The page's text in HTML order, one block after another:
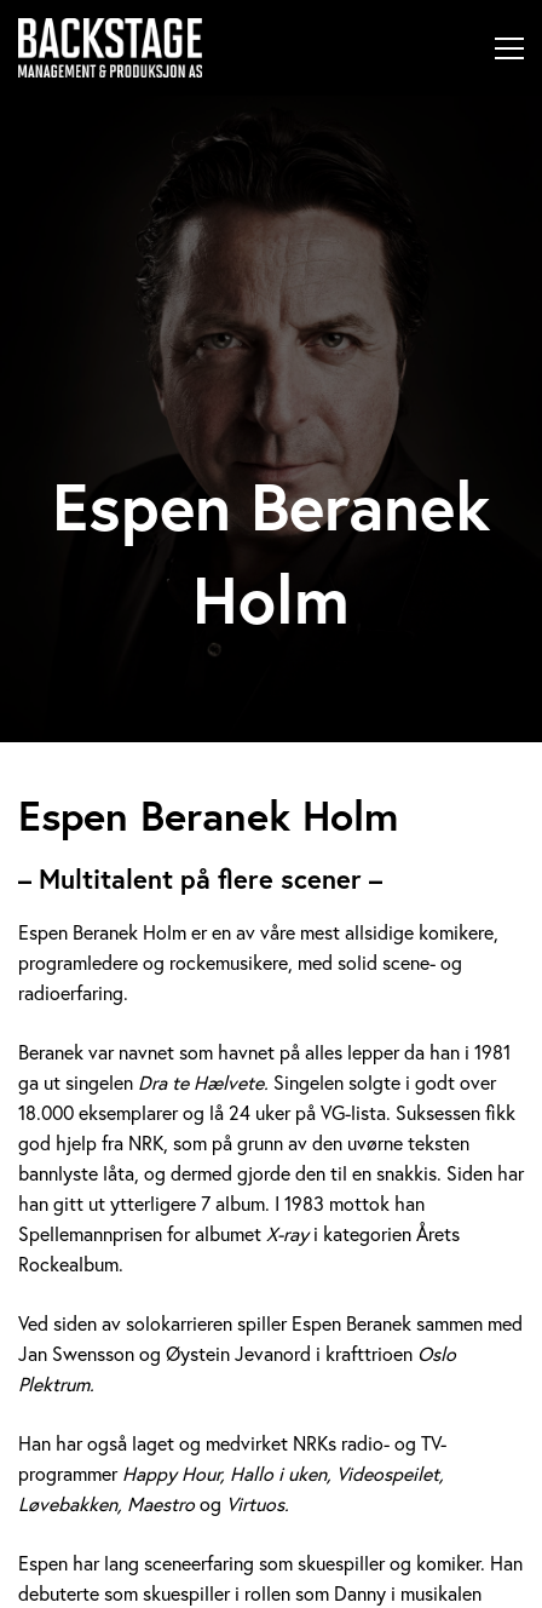
Espen Beranek
Holm
E
p
e
n
B
e
r
a
n
e
k
H
o
l
m
Espen Beranek Holm
– Multitalent på flere scener –
Espen Beranek Holm er en av våre mest allsidige komikere,
programledere og rockemusikere, med solid scene- og
radioerfaring.
Beranek var navnet som havnet på alles lepper da han i 1981
ga ut singelen Dra te Hælvete. Singelen solgte i godt over
18.000 eksemplarer og lå 24 uker på VG-lista. Suksessen fikk
god hjelp fra NRK, som på grunn av den uvørne teksten
bannlyste låta, og dermed gjorde den til en snakkis. Siden har
han gitt ut ytterligere 7 album. I 1983 mottok han
Spellemannprisen for albumetX-rayi kategorien Årets
Rockealbum.
Ved siden av solokarrieren spiller Espen Beranek sammen med
Jan Swensson og Øystein Jevanord i krafttrioen Oslo
Plektrum.
Han har også laget og medvirket NRKs radio- og TV-
programmerHappy Hour, Hallo i uken, Videospeilet,
Løvebakken, Maestroog Virtuos.
Espen har lang sceneerfaring som skuespiller og komiker. Han
debuterte som skuespiller i rollen som Danny i musikalen